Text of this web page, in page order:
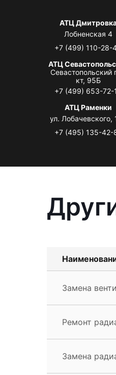
АТЦ
Лобненская 4
+7 (499) 110-28-
АТЦ
Севастопольский
кт, 95Б
+7 (499) 653-72-
АТЦ Раменки
ул. Лобачевского,
+7 (495) 135-42-
Замена
Ремонт
Замена